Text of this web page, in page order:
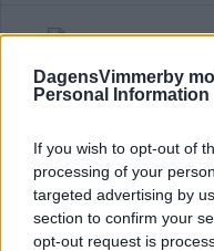
DagensVimmerby
Personal Information
If you wish to opt-out of
processing of your
targeted advertising by
section to confirm your
opt-out request is
Företaget
växa ytterligare
NÄRINGSLIV 03 februari
Annons: